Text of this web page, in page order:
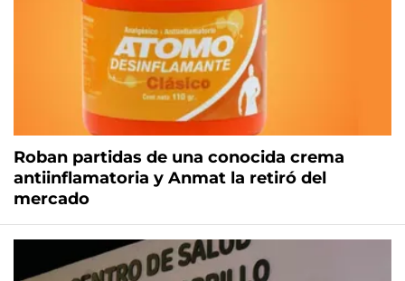
Roban partidas de una conocida crema
antiinflamatoria y Anmat la retiró del
mercado